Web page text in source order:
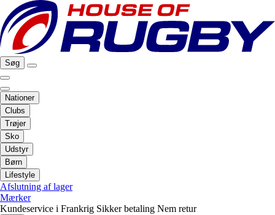
Søg
Nationer
Clubs
Trøjer
Sko
Udstyr
Børn
Lifestyle
Afslutning af lager
Mærker
Kundeservice i Frankrig Sikker betaling Nem retur